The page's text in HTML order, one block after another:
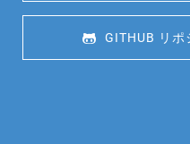
GITHUB リポ